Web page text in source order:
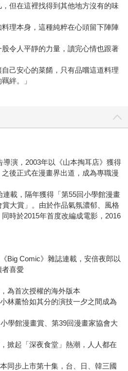
，但在這裡找得到其他地方沒有的味
料理本身，這種純粹在心頭留下陣陣
股令人平靜的力量，讀完心情也跟著
自己安心的菜餚，只有品嚐這道料理
絆。」
導演，2003年以《山本掏耳店》獲得
之後正式在漫畫界出道，成為專職漫
連載，隔年獲得「第55回小學館漫畫
大賞」。由於作品氣氛濃郁、風格
時於2015年首度改編成電影，2016
Big Comic》雜誌連載，安倍夜郎以
喜愛
為首次授權的海外版本
林薰恰如其分的演技一夕之間成為
學館漫畫賞、第39回漫畫家協會大
掀起「深夜食堂」熱潮，人人都在
同步上市第十集，台、日、韓三國